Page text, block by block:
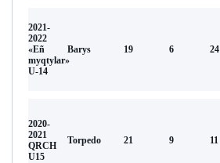
2021-
2022
«Eñ
myqtylar»
U-14
Barys 19 6 24
2020-
2021
QRCH
U15
Torpedo 21 9 11